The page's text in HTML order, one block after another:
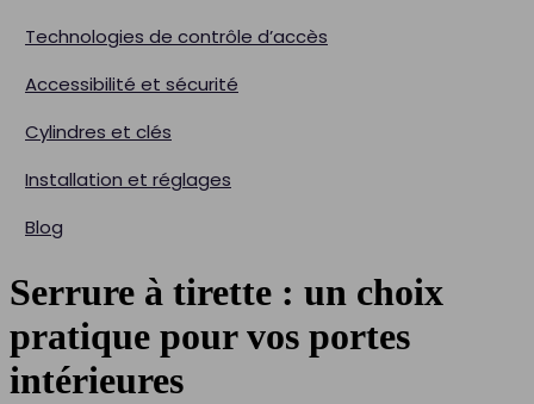
Technologies de contrôle d’accès
Accessibilité et sécurité
Cylindres et clés
Installation et réglages
Blog
Serrure à tirette : un choix
pratique pour vos portes
intérieures